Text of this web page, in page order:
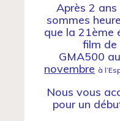
Après 2 ans
sommes
que la 21ème
film de
GMA500
novembre à
Nous vous
pour un